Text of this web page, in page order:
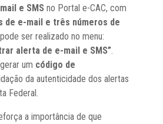
e SMS no Portal e-CAC, com
de e-mail e três números de
ser realizado no menu:
alerta de e-mail e SMS”.
um código de
da autenticidade dos alertas
Federal.
a importância de que